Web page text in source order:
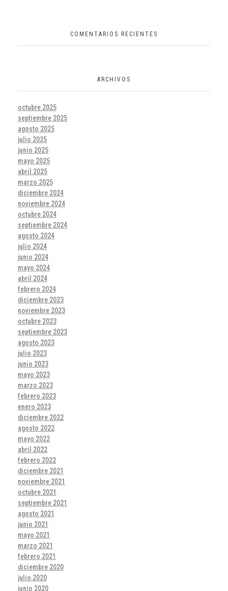
COMENTARIOS RECIENTES
ARCHIVOS
octubre 2025
septiembre 2025
agosto 2025
julio 2025
junio 2025
mayo 2025
abril 2025
marzo 2025
diciembre 2024
noviembre 2024
octubre 2024
septiembre 2024
agosto 2024
julio 2024
junio 2024
mayo 2024
abril 2024
febrero 2024
diciembre 2023
noviembre 2023
octubre 2023
septiembre 2023
agosto 2023
julio 2023
junio 2023
mayo 2023
marzo 2023
febrero 2023
enero 2023
diciembre 2022
agosto 2022
mayo 2022
abril 2022
febrero 2022
diciembre 2021
noviembre 2021
octubre 2021
septiembre 2021
agosto 2021
junio 2021
mayo 2021
marzo 2021
febrero 2021
diciembre 2020
julio 2020
junio 2020